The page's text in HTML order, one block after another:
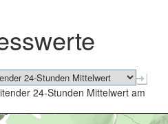
schließen
24-Stunden Mittelwert am